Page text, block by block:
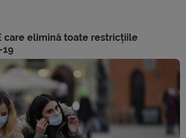
care elimină toate restricțiile